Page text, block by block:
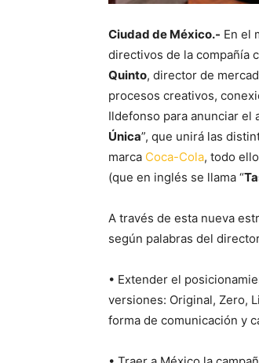
Ciudad de México.- En el
directivos de la compañía
Quinto, director de
procesos creativos,
Ildefonso para anunciar el
Única”, que unirá las
marca Coca-Cola, todo
(que en inglés se llama “
A través de esta nueva
según palabras del
• Extender el
versiones: Original, Zero,
forma de comunicación y